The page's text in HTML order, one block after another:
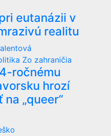
eutanázii v
realitu
Zo zahraničia
ročnému
hrozí
„queer“